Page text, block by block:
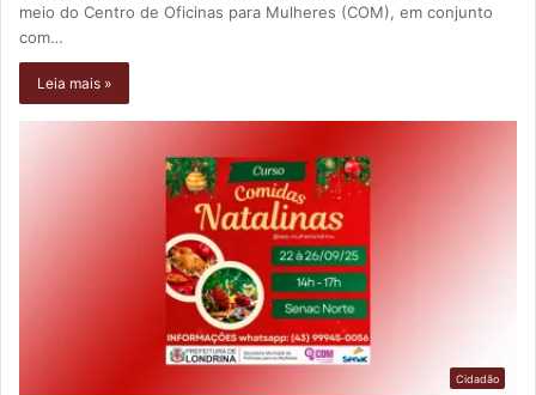
meio do Centro de Oficinas para Mulheres (COM), em conjunto
com…
Leia mais »
Cidadão